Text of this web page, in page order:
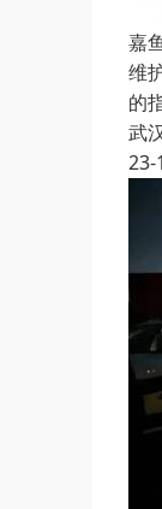
嘉
维
的
武
23-